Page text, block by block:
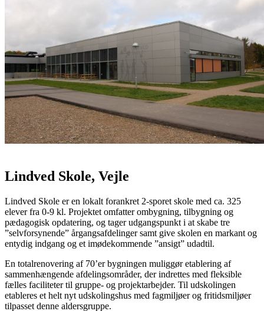
Lindved Skole, Vejle
Lindved Skole er en lokalt forankret 2-sporet skole med ca. 325
elever fra 0-9 kl. Projektet omfatter ombygning, tilbygning og
pædagogisk opdatering, og tager udgangspunkt i at skabe tre
”selvforsynende” årgangsafdelinger samt give skolen en markant og
entydig indgang og et imødekommende ”ansigt” udadtil.
En totalrenovering af 70’er bygningen muliggør etablering af
sammenhængende afdelingsområder, der indrettes med fleksible
fælles faciliteter til gruppe- og projektarbejder. Til udskolingen
etableres et helt nyt udskolingshus med fagmiljøer og fritidsmiljøer
tilpasset denne aldersgruppe.